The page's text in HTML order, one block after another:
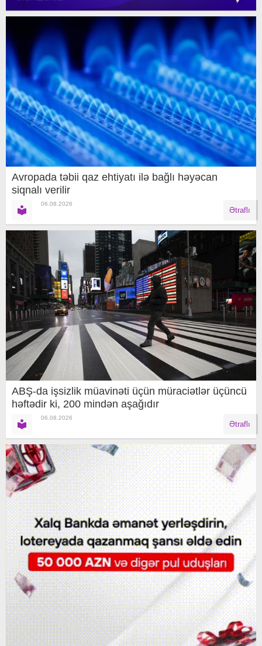
Avropada təbii qaz ehtiyatı ilə bağlı həyəcan
siqnalı verilir
06.08.2026
Ətraflı
ABŞ-da işsizlik müavinəti üçün müraciətlər üçüncü
həftədir ki, 200 mindən aşağıdır
06.08.2026
Ətraflı